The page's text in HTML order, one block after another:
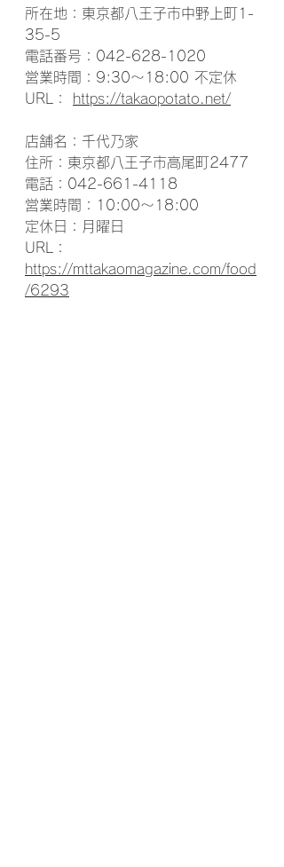
所在地：東京都八王子市中野上町1-
35-5
電話番号：042-628-1020
営業時間：9:30～18:00 不定休
URL：
https://takaopotato.net/
店舗名：千代乃家
住所：東京都八王子市高尾町2477
電話：042-661-4118
営業時間：10:00～18:00
定休日：月曜日
URL：
https://mttakaomagazine.com/food
/6293